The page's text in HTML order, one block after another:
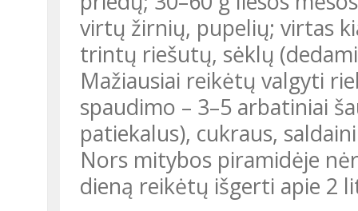
virtų žirnių, pupelių; virtas
trintų riešutų, sėklų
Mažiausiai reikėtų valgyti
spaudimo – 3–5 arbatiniai
patiekalus), cukraus,
Nors mitybos piramidėje
dieną reikėtų išgerti apie 2